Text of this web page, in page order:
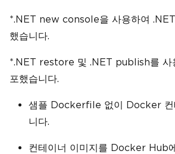
*.NET new console을 사용하여
했습니다.
*.NET restore 및 .NET publish를 사
포했습니다.
샘플 Dockerfile 없이 Docker 컨
니다.
컨테이너 이미지를 Docker Hub